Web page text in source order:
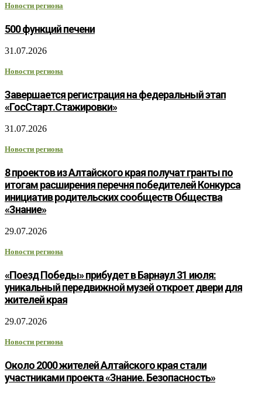
Новости региона
500 функций печени
31.07.2026
Новости региона
Завершается регистрация на федеральный этап
«ГосСтарт.Стажировки»
31.07.2026
Новости региона
8 проектов из Алтайского края получат гранты по
итогам расширения перечня победителей Конкурса
инициатив родительских сообществ Общества
«Знание»
29.07.2026
Новости региона
«Поезд Победы» прибудет в Барнаул 31 июля:
уникальный передвижной музей откроет двери для
жителей края
29.07.2026
Новости региона
Около 2000 жителей Алтайского края стали
участниками проекта «Знание. Безопасность»